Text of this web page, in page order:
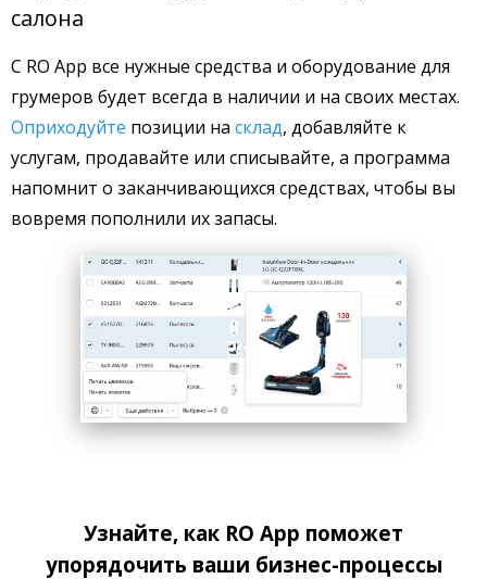
салона
С RO App все нужные средства и оборудование для
грумеров будет всегда в наличии и на своих местах.
Оприходуйте позиции на склад, добавляйте к
услугам, продавайте или списывайте, а программа
напомнит о заканчивающихся средствах, чтобы вы
вовремя пополнили их запасы.
Узнайте, как RO App поможет
упорядочить ваши бизнес-процессы